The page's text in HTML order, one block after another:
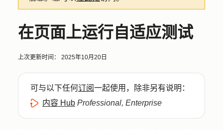
在页面上运行自适应测试
上次更新时间： 2025年10月20日
可与以下任何订阅一起使用，除非另有说明：
内容 Hub Professional, Enterprise